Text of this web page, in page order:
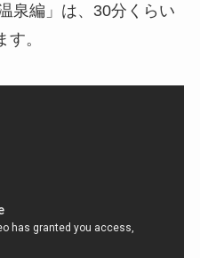
泉編」は、30分くらい
。